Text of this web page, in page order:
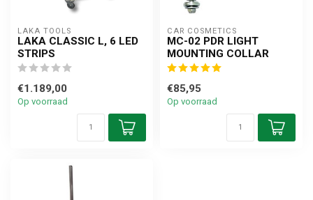
LAKA TOOLS
LAKA CLASSIC L, 6 LED
STRIPS
€1.189,00
Op voorraad
CAR COSMETICS
MC-02 PDR LIGHT
MOUNTING COLLAR
€85,95
Op voorraad